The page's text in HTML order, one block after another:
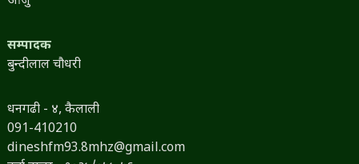
सम्पादक
बुन्दीलाल चौधरी
धनगढी - ४, कैलाली
091-410210
dineshfm93.8mhz@gmail.com